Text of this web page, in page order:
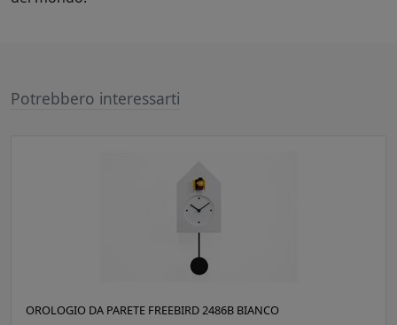
Potrebbero interessarti
OROLOGIO DA PARETE FREEBIRD 2486B BIANCO